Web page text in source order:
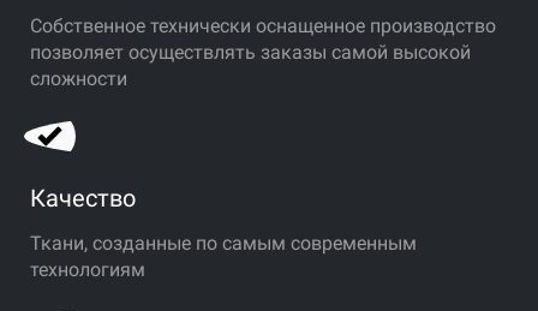
Собственное технически оснащенное производство
позволяет осуществлять заказы самой высокой
сложности
Качество
Ткани, созданные по самым современным
технологиям